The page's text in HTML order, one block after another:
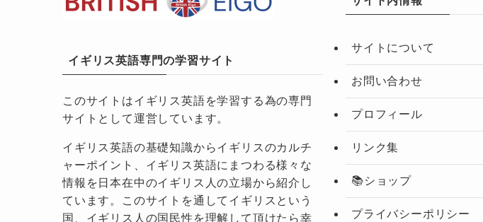
イギリス英語専門の学習サイト
このサイトはイギリス英語を学習する為の専門
サイトとして運営しています。
イギリス英語の基礎知識からイギリスのカルチ
ャーポイント、イギリス英語にまつわる様々な
情報を日本在中のイギリス人の立場から紹介し
ています。このサイトを通してイギリスという
国、イギリス人の国民性を理解して頂けたら幸
サイトについて
お問い合わせ
プロフィール
リンク集
📚ショップ
プライバシーポリシー